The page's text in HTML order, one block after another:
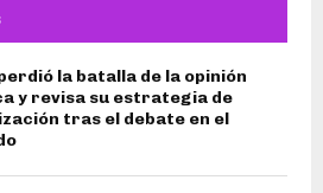
la batalla de la opinión
y revisa su estrategia de
tras el debate en el